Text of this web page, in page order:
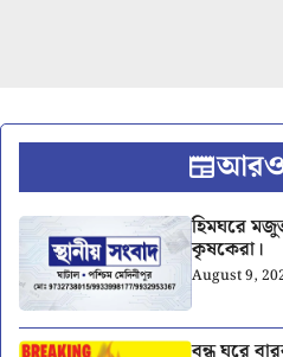
হিমঘরে
কৃষকেরা।
August 9,